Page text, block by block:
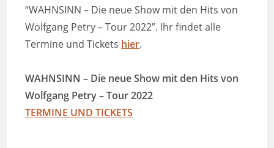
“WAHNSINN – Die neue Show mit den Hits von
Wolfgang Petry – Tour 2022”. Ihr findet alle
Termine und Tickets hier.
WAHNSINN – Die neue Show mit den Hits von
Wolfgang Petry – Tour 2022
TERMINE UND TICKETS